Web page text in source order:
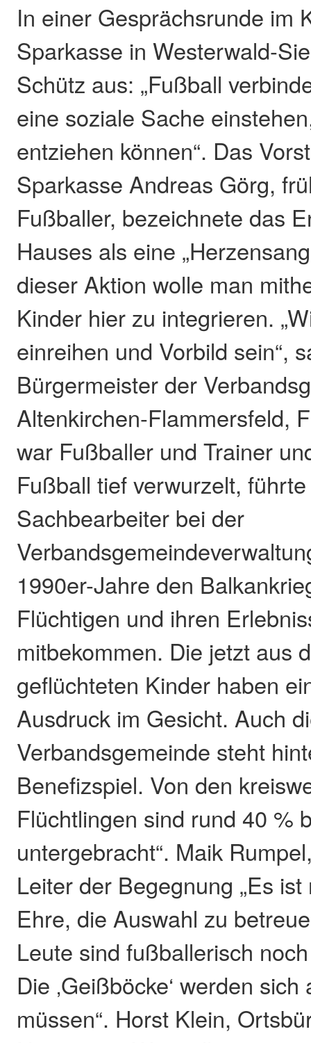
In einer Gesprächsrunde im
Sparkasse in Westerwald-
Schütz aus: „Fußball
eine soziale Sache
entziehen können“. Das
Sparkasse Andreas Görg,
Fußballer, bezeichnete das
Hauses als eine
dieser Aktion wolle man
Kinder hier zu integrieren.
einreihen und Vorbild sein“,
Bürgermeister der
Altenkirchen-Flammersfeld,
war Fußballer und Trainer
Fußball tief verwurzelt,
Sachbearbeiter bei der
1990er-Jahre den
Flüchtigen und ihren
mitbekommen. Die jetzt aus
geflüchteten Kinder haben
Ausdruck im Gesicht. Auch
Verbandsgemeinde steht
Benefizspiel. Von den
Flüchtlingen sind rund 40 %
untergebracht“. Maik
Leiter der Begegnung „Es
Ehre, die Auswahl zu
Leute sind fußballerisch
Die ‚Geißböcke‘ werden
müssen“. Horst Klein,